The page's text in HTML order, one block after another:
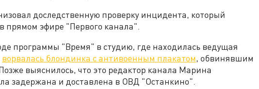
доследственную проверку инцидента, который
прямом эфире "Первого канала".
программы "Время" в студию, где находилась ведущая
ворвалась блондинка с антивоенным плакатом, обвинявшим
выяснилось, что это редактор канала Марина
задержана и доставлена в ОВД "Останкино".